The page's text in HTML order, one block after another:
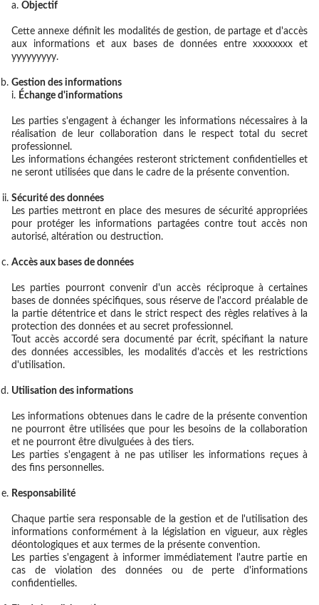
Objectif
Cette annexe définit les modalités de gestion, de partage et d'accès
aux informations et aux bases de données entre xxxxxxxx et
yyyyyyyyy.
Gestion des informations
Échange d'informations
Les parties s'engagent à échanger les informations nécessaires à la
réalisation de leur collaboration dans le respect total du secret
professionnel.
Les informations échangées resteront strictement confidentielles et
ne seront utilisées que dans le cadre de la présente convention.
Sécurité des données
Les parties mettront en place des mesures de sécurité appropriées
pour protéger les informations partagées contre tout accès non
autorisé, altération ou destruction.
Accès aux bases de données
Les parties pourront convenir d'un accès réciproque à certaines
bases de données spécifiques, sous réserve de l'accord préalable de
la partie détentrice et dans le strict respect des règles relatives à la
protection des données et au secret professionnel.
Tout accès accordé sera documenté par écrit, spécifiant la nature
des données accessibles, les modalités d'accès et les restrictions
d'utilisation.
Utilisation des informations
Les informations obtenues dans le cadre de la présente convention
ne pourront être utilisées que pour les besoins de la collaboration
et ne pourront être divulguées à des tiers.
Les parties s'engagent à ne pas utiliser les informations reçues à
des fins personnelles.
Responsabilité
Chaque partie sera responsable de la gestion et de l'utilisation des
informations conformément à la législation en vigueur, aux règles
déontologiques et aux termes de la présente convention.
Les parties s'engagent à informer immédiatement l'autre partie en
cas de violation des données ou de perte d'informations
confidentielles.